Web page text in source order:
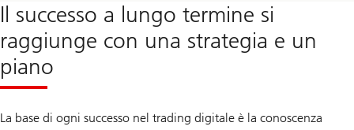
Il successo a lungo termine si
raggiunge con una strategia e un
piano
La base di ogni successo nel trading digitale è la conoscenza